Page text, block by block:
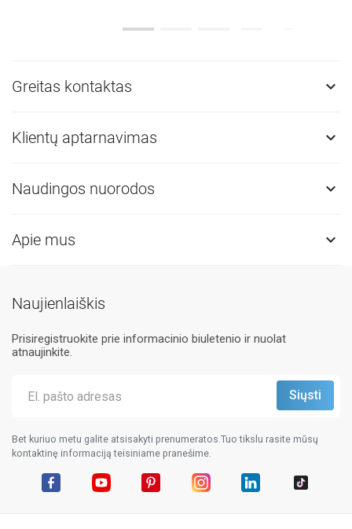
Greitas kontaktas 
Klientų aptarnavimas 
Naudingos nuorodos 
Apie mus 
Naujienlaiškis
Prisiregistruokite prie informacinio biuletenio ir nuolat
atnaujinkite.
Bet kuriuo metu galite atsisakyti prenumeratos.Tuo tikslu rasite mūsų
kontaktinę informaciją teisiniame pranešime.